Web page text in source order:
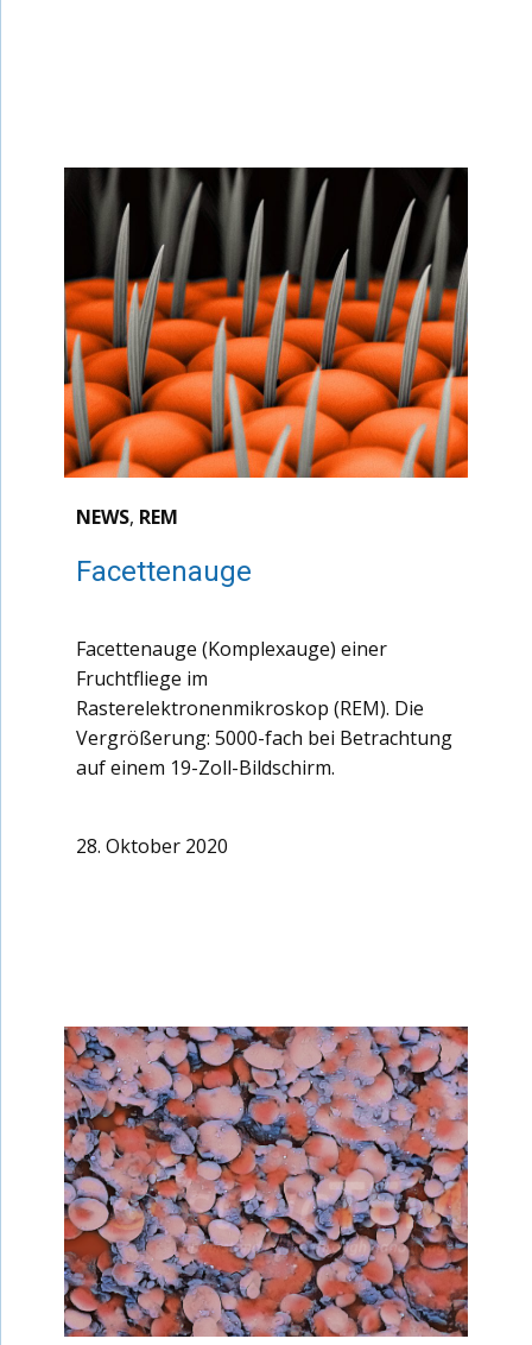
NEWS, REM
Facettenauge
Facettenauge (Komplexauge) einer
Fruchtfliege im
Rasterelektronenmikroskop (REM). Die
Vergrößerung: 5000-fach bei Betrachtung
auf einem 19-Zoll-Bildschirm.
28. Oktober 2020